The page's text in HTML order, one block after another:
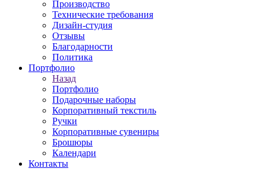
Производство
Технические требования
Дизайн-студия
Отзывы
Благодарности
Политика
Портфолио
Назад
Портфолио
Подарочные наборы
Корпоративный текстиль
Ручки
Корпоративные сувениры
Брошюры
Календари
Контакты